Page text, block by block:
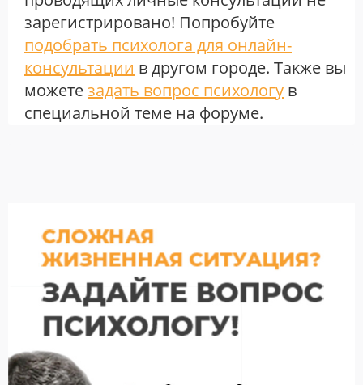
зарегистрировано! Попробуйте
подобрать психолога для онлайн-
консультации в другом городе. Также вы
можетезадать вопрос психологу в
специальной теме на форуме.